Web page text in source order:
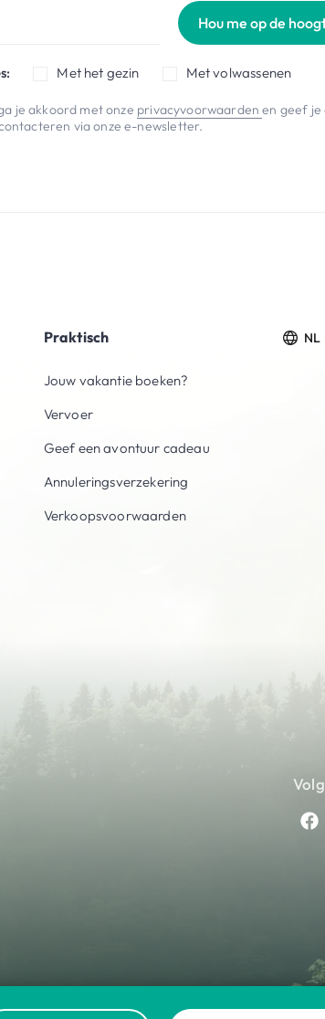
Hou me op de
Met het gezin Met volwassenen
je akkoord met onze privacyvoorwaardenen geef je
via onze e-newsletter.
Praktisch
Jouw vakantie boeken?
Vervoer
Geef een avontuur cadeau
Annuleringsverzekering
Verkoopsvoorwaarden
NL